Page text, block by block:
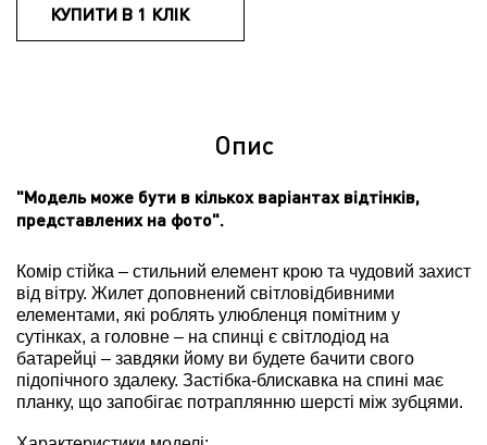
КУПИТИ В 1 КЛІК
Опис
"Модель може бути в кількох варіантах відтінків,
представлених на фото".
Комір стійка – стильний елемент крою та чудовий захист
від вітру. Жилет доповнений світловідбивними
елементами, які роблять улюбленця помітним у
сутінках, а головне – на спинці є світлодіод на
батарейці – завдяки йому ви будете бачити свого
підопічного здалеку. Застібка-блискавка на спині має
планку, що запобігає потраплянню шерсті між зубцями.